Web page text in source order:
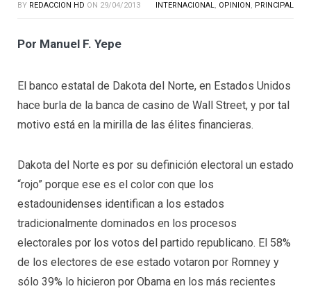
BY REDACCION HD ON 29/04/2013 INTERNACIONAL, OPINION, PRINCIPAL
Por Manuel F. Yepe
El banco estatal de Dakota del Norte, en Estados Unidos
hace burla de la banca de casino de Wall Street, y por tal
motivo está en la mirilla de las élites financieras.
Dakota del Norte es por su definición electoral un estado
“rojo” porque ese es el color con que los
estadounidenses identifican a los estados
tradicionalmente dominados en los procesos
electorales por los votos del partido republicano. El 58%
de los electores de ese estado votaron por Romney y
sólo 39% lo hicieron por Obama en los más recientes